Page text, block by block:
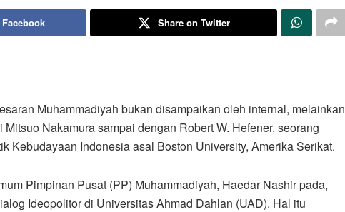
Share on Twitter
Muhammadiyah bukan disampaikan oleh internal, melainkan
Nakamura sampai dengan Robert W. Hefener, seorang
Kebudayaan Indonesia asal Boston University, Amerika Serikat.
Pimpinan Pusat (PP) Muhammadiyah, Haedar Nashir pada,
Ideopolitor di Universitas Ahmad Dahlan (UAD). Hal itu